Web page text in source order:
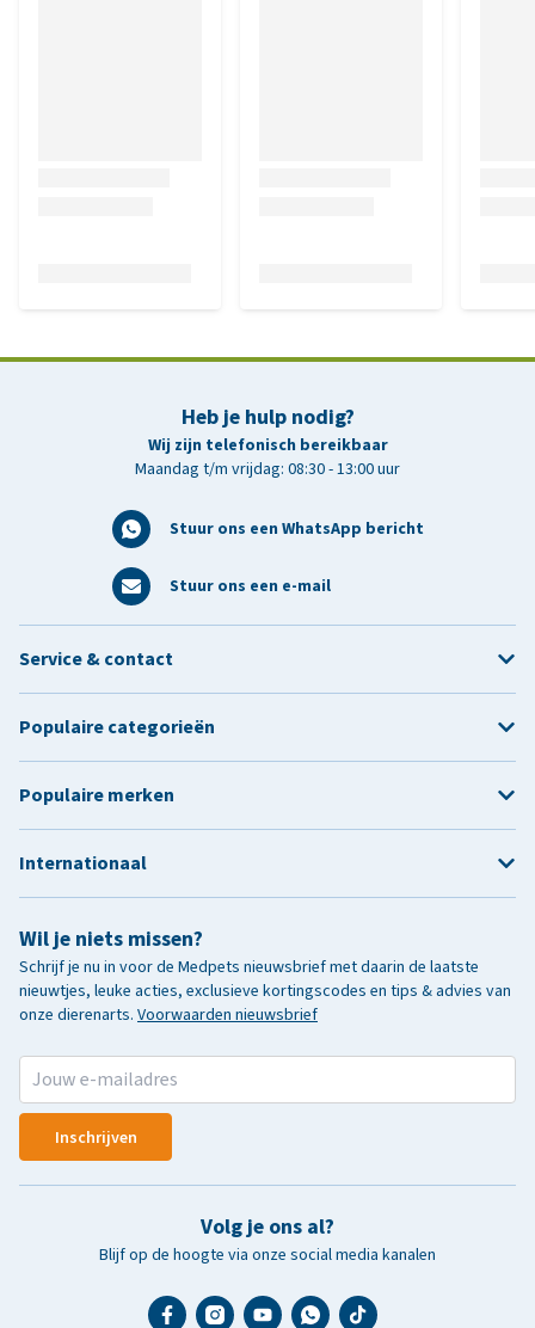
Heb je hulp nodig?
Wij zijn telefonisch bereikbaar
Maandag t/m vrijdag: 08:30 - 13:00 uur
Stuur ons een WhatsApp bericht
Stuur ons een e-mail
Wil je niets missen?
Schrijf je nu in voor de Medpets nieuwsbrief met daarin de laatste
nieuwtjes, leuke acties, exclusieve kortingscodes en tips & advies van
onze dierenarts. Voorwaarden nieuwsbrief
Inschrijven
Volg je ons al?
Blijf op de hoogte via onze social media kanalen
Service & contact
Populaire categorieën
Populaire merken
Internationaal